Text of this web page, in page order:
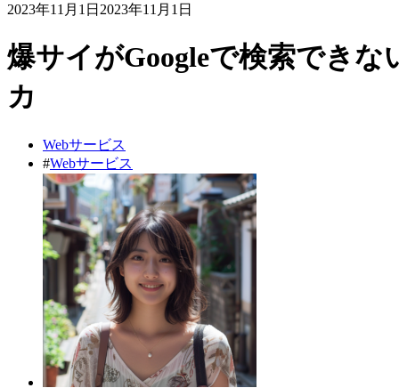
2023年11月1日 2023年11月1日
爆サイがGoogleで検索でき
カ
Webサービス
#Webサービス